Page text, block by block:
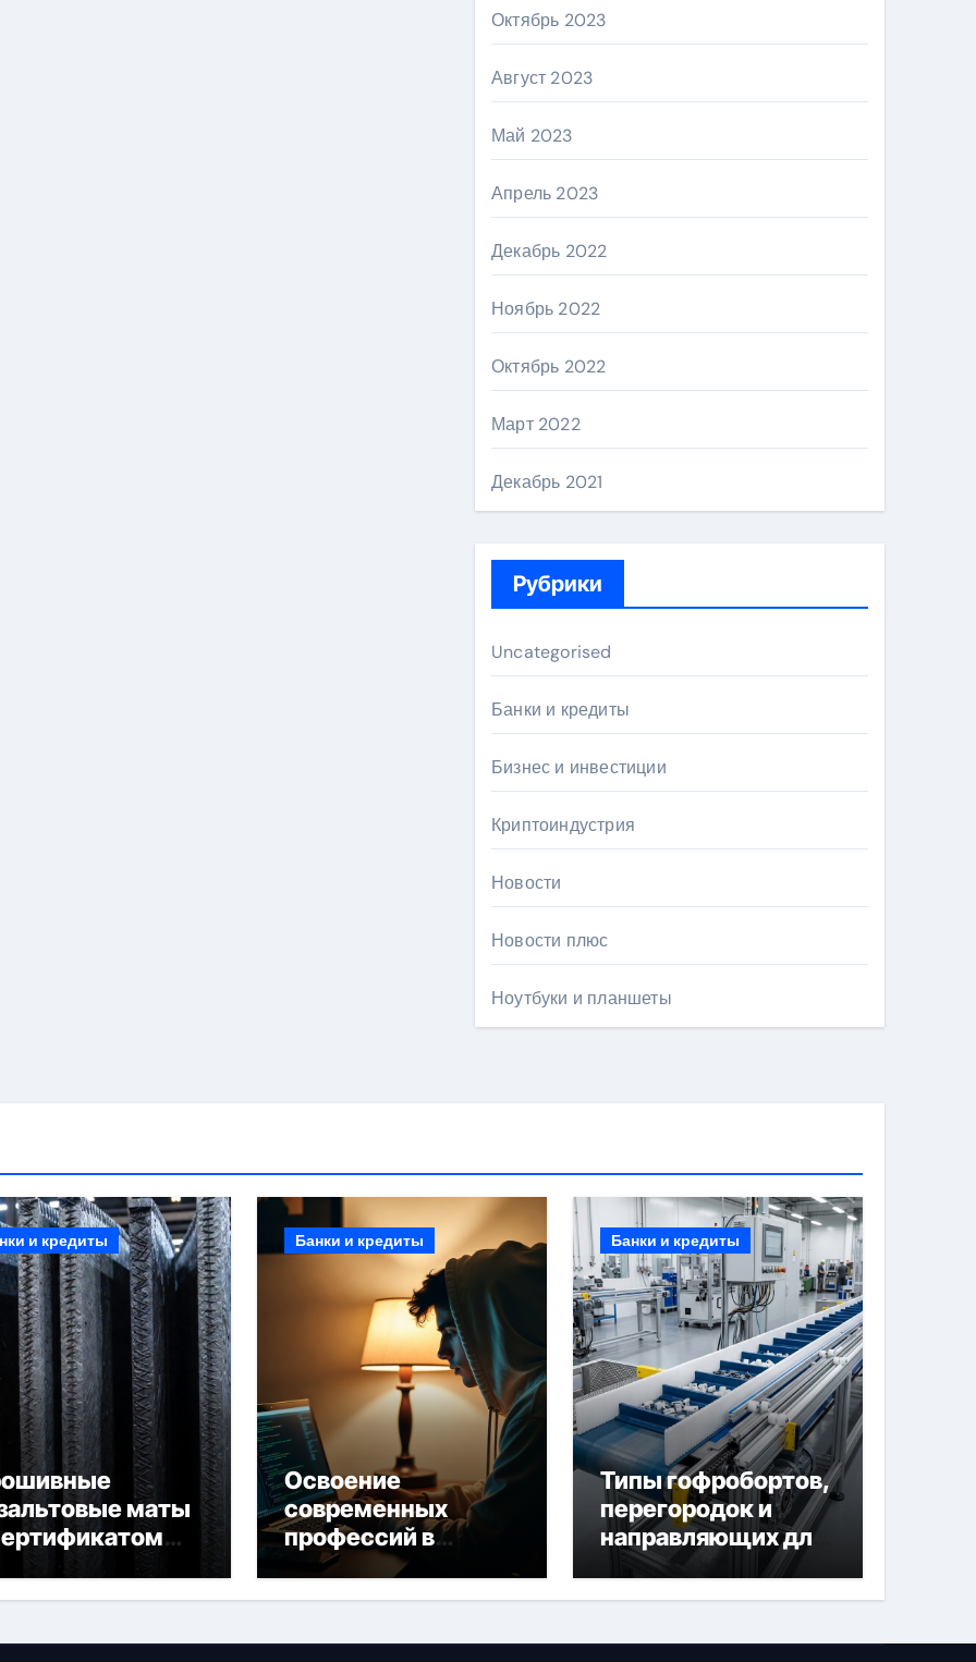
Октябрь 2023
Август 2023
Май 2023
Апрель 2023
Декабрь 2022
Ноябрь 2022
Октябрь 2022
Март 2022
Декабрь 2021
Рубрики
Uncategorised
Банки и кредиты
Бизнес и инвестиции
Криптоиндустрия
Новости
Новости плюс
Ноутбуки и планшеты
и кредиты
маты
Банки и кредиты
Освоение
современных
профессий в
онлайн-формате
Банки и кредиты
Типы гофробортов,
перегородок и
направляющих для
конвейерных лент